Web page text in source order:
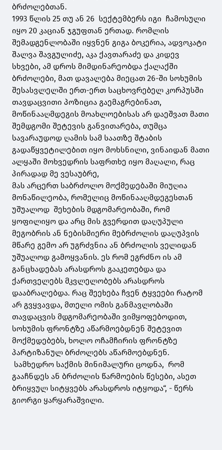
ბრძოლებთან.
1993 წლის 25 თუ ან 26 სექტემბერს იგი ჩამოსული
იყო 20 კაციან ჯგუფთან ერთად. რომლის
შემადგენლობაში იყვნენ გიგა ბოკერია, ადვოკატი
შალვა შავგულიძე, აკა ქავთარაძე და კიდევ
სხვები, ამ დროს მიმდინარეობდა ქალაქში
ბრძოლები, მათ დავალება მიეცათ 26-ში სოხუმის
შესასვლელში ერთ-ერთ საცხოვრებელ კორპუსში
თავდაცვითი პოზიცია გაემაგრებინათ,
მოწინააღმდეგის მოახლოებისას არ დაეშვათ მათი
შემდგომი შეტევის განვითარება, თუმცა
სავარაუდოდ ღამის სამ საათზე შტაბის
გადაწყვეტილებით იყო მოხსნილი, ვინაიდან მათი
ალყაში მოხვედრის საფრთხე იყო მაღალი, რაც
პირადად მე ვესაუბრე,
მას არცერთ საბრძოლო მოქმედებაში მიუღია
მონაწილეობა, რომელიც მოწინააღმდეგესთან
უშუალოდ შეხების მდგომარეობაში, რომ
ყოფილიყო და არც მის გვერდით დაღუპული
მეგობრის ან ნებისმიერი მებრძოლის დაღუპვის
მწარე გემო არ უგრძვნია ან ბრძოლის ველიდან
უშუალოდ გამოყვანის. ეს რომ ეგრძნო ის ამ
განცხადებას არასდროს გააკეთებდა და
ქართველებს მკვლელობებს არასდროს
დააბრალებდა. რაც შეეხება ჩვენ ტყვეები რატომ
არ გვყვავდა, მთელი ომის განმავლობაში
თავდაცვის მდგომარეობაში ვიმყოფებოდით,
სოხუმის ფრონტზე აწარმოებდნენ შეტევით
მოქმედებებს, ხოლო ოჩამჩირის ფრონტზე
პარტიზანულ ბრძოლებს აწარმოებდნენ.
სამხედრო საქმის მინიმალური ცოდნა, რომ
გააჩნდეს ან ბრძოლის წარმოების წესები, ასეთ
ბრიყვულ სიტყვებს არასდროს იტყოდა“, - წერს
გიორგი ყარყარაშვილი.